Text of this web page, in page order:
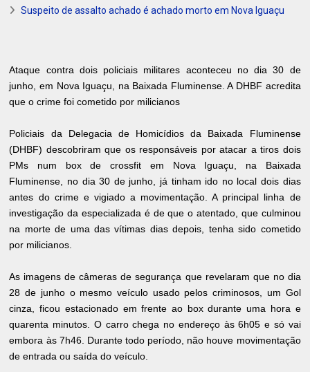
Suspeito de assalto achado é achado morto em Nova Iguaçu
Ataque contra dois policiais militares aconteceu no dia 30 de
junho, em Nova Iguaçu, na Baixada Fluminense. A DHBF acredita
que o crime foi cometido por milicianos
Policiais da Delegacia de Homicídios da Baixada Fluminense
(DHBF) descobriram que os responsáveis por atacar a tiros dois
PMs num box de crossfit em Nova Iguaçu, na Baixada
Fluminense, no dia 30 de junho, já tinham ido no local dois dias
antes do crime e vigiado a movimentação. A principal linha de
investigação da especializada é de que o atentado, que culminou
na morte de uma das vítimas dias depois, tenha sido cometido
por milicianos.
As imagens de câmeras de segurança que revelaram que no dia
28 de junho o mesmo veículo usado pelos criminosos, um Gol
cinza, ficou estacionado em frente ao box durante uma hora e
quarenta minutos. O carro chega no endereço às 6h05 e só vai
embora às 7h46. Durante todo período, não houve movimentação
de entrada ou saída do veículo.